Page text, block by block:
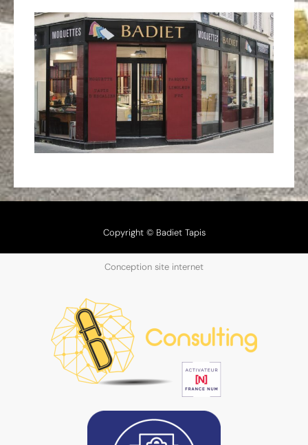
Copyright © Badiet Tapis
Conception site internet